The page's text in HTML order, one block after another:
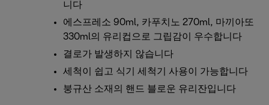
니다
에스프레소 90ml, 카푸치노 270ml, 마끼아또
330ml의 유리컵으로 그립감이 우수합니다
결로가 발생하지 않습니다
세척이 쉽고 식기 세척기 사용이 가능합니다
붕규산 소재의 핸드 블로운 유리잔입니다